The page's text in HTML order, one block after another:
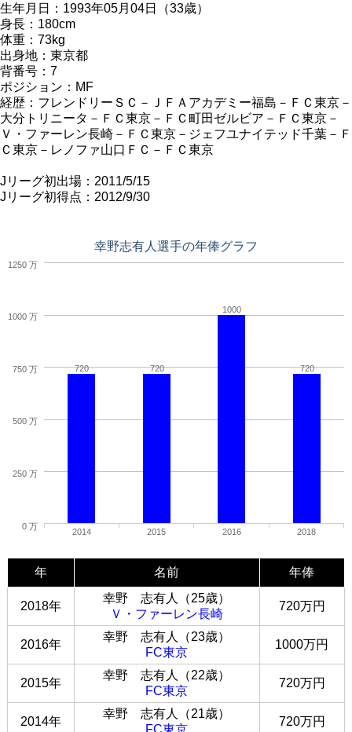
生年月日：1993年05月04日（33歳）
身長：180cm
体重：73kg
出身地：東京都
背番号：7
ポジション：MF
経歴：フレンドリーＳＣ－ＪＦＡアカデミー福島－ＦＣ東京－
大分トリニータ－ＦＣ東京－ＦＣ町田ゼルビア－ＦＣ東京－
Ｖ・ファーレン長崎－ＦＣ東京－ジェフユナイテッド千葉－Ｆ
Ｃ東京－レノファ山口ＦＣ－ＦＣ東京
Jリーグ初出場：2011/5/15
Jリーグ初得点：2012/9/30
幸野志有人選手の年俸グラフ
720 720
1000
720
2014 2015 2016 2018
0 万
1000 万
250 万
500 万
750 万
1250 万
年 名前 年俸
2018年
幸野 志有人（25歳）
Ｖ・ファーレン長崎
720万円
2016年
幸野 志有人（23歳）
FC東京
1000万円
2015年
幸野 志有人（22歳）
FC東京
720万円
2014年
幸野 志有人（21歳）
720万円